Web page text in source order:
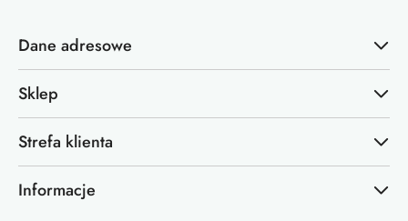
Dane adresowe
Sklep
Strefa klienta
Informacje